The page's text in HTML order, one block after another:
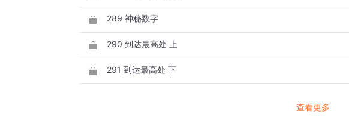
289 神秘数字
290 到达最高处 上
291 到达最高处 下
查看更多